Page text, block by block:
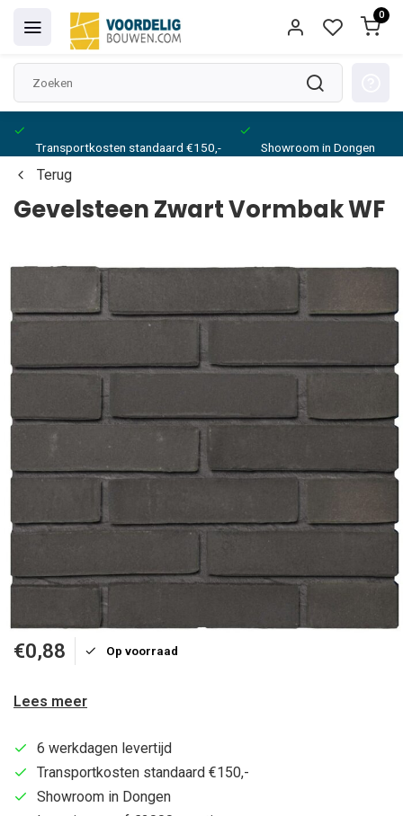
0
Transportkosten standaard €150,- Showroom in Dongen
Terug
Gevelsteen Zwart Vormbak WF
€0,88 Op voorraad
Lees meer
6 werkdagen levertijd
Transportkosten standaard €150,-
Showroom in Dongen